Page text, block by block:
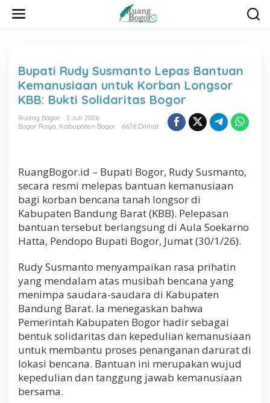
Bupati Rudy Susmanto Lepas Bantuan
Kemanusiaan untuk Korban Longsor
KBB: Bukti Solidaritas Bogor
Ruang Bogor
3 Juli 2026
Bogor Raya, Kabupaten Bogor 6676 Dilihat
RuangBogor.id – Bupati Bogor, Rudy Susmanto,
secara resmi melepas bantuan kemanusiaan
bagi korban bencana tanah longsor di
Kabupaten Bandung Barat (KBB). Pelepasan
bantuan tersebut berlangsung di Aula Soekarno
Hatta, Pendopo Bupati Bogor, Jumat (30/1/26).
Rudy Susmanto menyampaikan rasa prihatin
yang mendalam atas musibah bencana yang
menimpa saudara-saudara di Kabupaten
Bandung Barat. Ia menegaskan bahwa
Pemerintah Kabupaten Bogor hadir sebagai
bentuk solidaritas dan kepedulian kemanusiaan
untuk membantu proses penanganan darurat di
lokasi bencana. Bantuan ini merupakan wujud
kepedulian dan tanggung jawab kemanusiaan
bersama.